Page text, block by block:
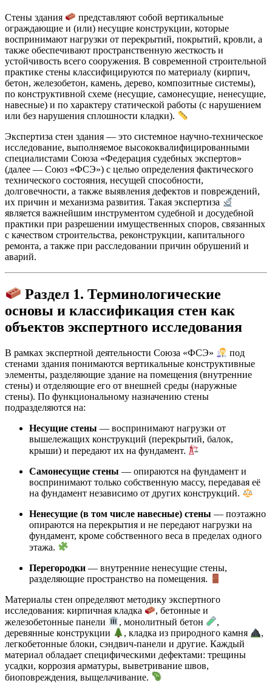
Стены здания
представляют собой вертикальные
ограждающие и (или) несущие конструкции, которые
воспринимают нагрузки от перекрытий, покрытий, кровли, а
также обеспечивают пространственную жесткость и
устойчивость всего сооружения. В современной строительной
практике стены классифицируются по материалу (кирпич,
бетон, железобетон, камень, дерево, композитные системы),
по конструктивной схеме (несущие, самонесущие, ненесущие,
навесные) и по характеру статической работы (с нарушением
или без нарушения сплошности кладки).
Экспертиза стен здания — это системное научно-техническое
исследование, выполняемое высококвалифицированными
специалистами Союза «Федерация судебных экспертов»
(далее — Союз «ФСЭ») с целью определения фактического
технического состояния, несущей способности,
долговечности, а также выявления дефектов и повреждений,
их причин и механизма развития. Такая экспертиза
является важнейшим инструментом судебной и досудебной
практики при разрешении имущественных споров, связанных
с качеством строительства, реконструкции, капитального
ремонта, а также при расследовании причин обрушений и
аварий.
Раздел 1. Терминологические
основы и классификация стен как
объектов экспертного исследования
В рамках экспертной деятельности Союза «ФСЭ»
под
стенами здания понимаются вертикальные конструктивные
элементы, разделяющие здание на помещения (внутренние
стены) и отделяющие его от внешней среды (наружные
стены). По функциональному назначению стены
подразделяются на:
Несущие стены — воспринимают нагрузки от
вышележащих конструкций (перекрытий, балок,
крыши) и передают их на фундамент.
Самонесущие стены — опираются на фундамент и
воспринимают только собственную массу, передавая её
на фундамент независимо от других конструкций.
Ненесущие (в том числе навесные) стены — поэтажно
опираются на перекрытия и не передают нагрузки на
фундамент, кроме собственного веса в пределах одного
этажа.
Перегородки — внутренние ненесущие стены,
разделяющие пространство на помещения.
Материалы стен определяют методику экспертного
исследования: кирпичная кладка
, бетонные и
железобетонные панели
, монолитный бетон
,
деревянные конструкции
, кладка из природного камня
,
легкобетонные блоки, сэндвич-панели и другие. Каждый
материал обладает специфическими дефектами: трещины
усадки, коррозия арматуры, выветривание швов,
биоповреждения, выщелачивание.